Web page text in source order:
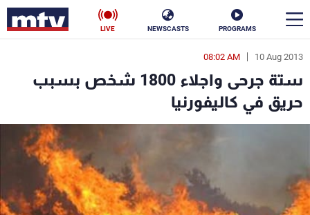
PROGRAMS
NEWSCASTS
LIVE
10 Aug 2013
08:02 AM
ستة جرحى واجلاء 1800 شخص بسبب
حريق في كاليفورنيا
en
الأخبار
سياسة ناس
فن
منوعات رياضة